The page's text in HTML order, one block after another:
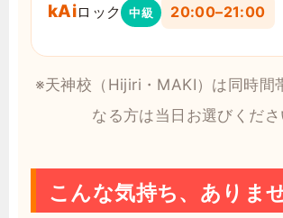
kAiロック 中級 20:00–21:00
※天神校（Hijiri・MAKI）は同時間
なる方は当日お選びくださ
こんな気持ち、ありま